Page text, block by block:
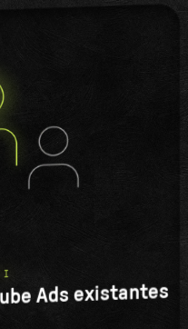
I
Ads existantes